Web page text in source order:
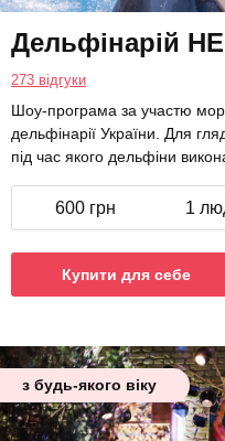
Дельфінарій
273 відгуки
Шоу-програма за участю
дельфінарії України. Для
під час якого дельфіни
600 грн 1
Купити для себе
з будь-якого віку